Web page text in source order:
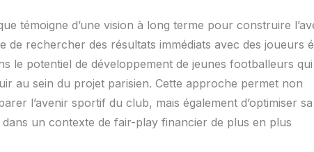
témoigne d’une vision à long terme pour construire
de rechercher des résultats immédiats avec des joueurs
le potentiel de développement de jeunes footballeurs qui
au sein du projet parisien. Cette approche permet non
l’avenir sportif du club, mais également d’optimiser sa
un contexte de fair-play financier de plus en plus